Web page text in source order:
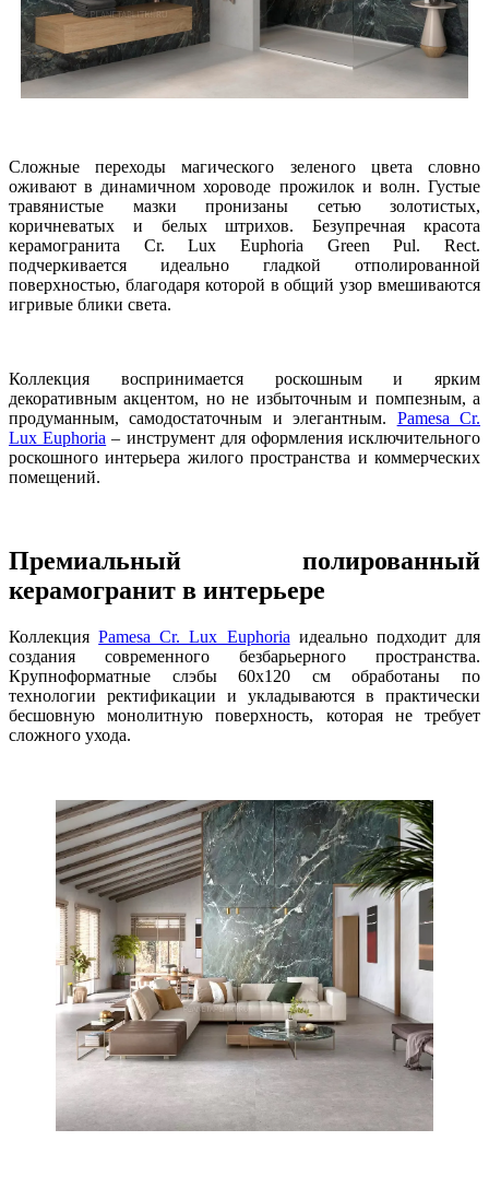
Сложные переходы магического зеленого цвета словно
оживают в динамичном хороводе прожилок и волн. Густые
травянистые мазки пронизаны сетью золотистых,
коричневатых и белых штрихов. Безупречная красота
керамогранита Cr. Lux Euphoria Green Pul. Rect.
подчеркивается идеально гладкой отполированной
поверхностью, благодаря которой в общий узор вмешиваются
игривые блики света.
Коллекция воспринимается роскошным и ярким
декоративным акцентом, но не избыточным и помпезным, а
продуманным, самодостаточным и элегантным. Pamesa Cr.
Lux Euphoria – инструмент для оформления исключительного
роскошного интерьера жилого пространства и коммерческих
помещений.
Премиальный полированный
керамогранит в интерьере
КоллекцияPamesa Cr. Lux Euphoria идеально подходит для
создания современного безбарьерного пространства.
Крупноформатные слэбы 60х120 см обработаны по
технологии ректификации и укладываются в практически
бесшовную монолитную поверхность, которая не требует
сложного ухода.